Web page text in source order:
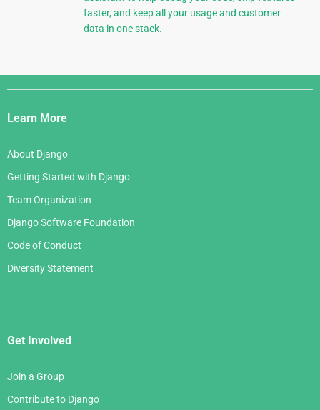
faster, and keep all your usage and customer
data in one stack.
Django
Links
Learn More
About Django
Getting Started with Django
Team Organization
Django Software Foundation
Code of Conduct
Diversity Statement
Get Involved
Join a Group
Contribute to Django